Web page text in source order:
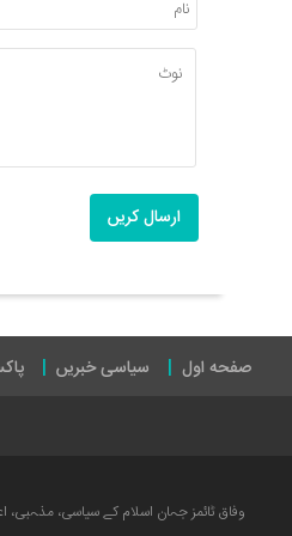
ارسال کریں
صفحه اول سیاسی خبریں
وفاق ٹائمز جہان اسلام کے سیاسی، مذہبی،